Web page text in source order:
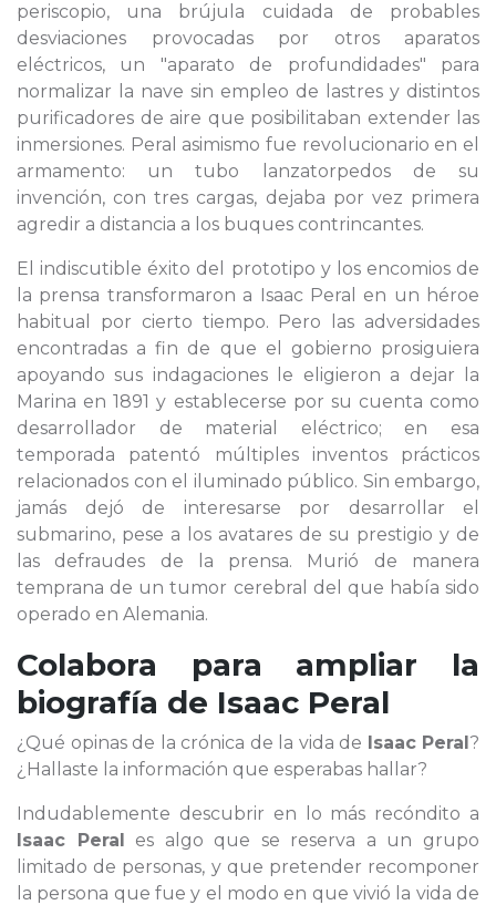
periscopio, una brújula cuidada de probables
desviaciones provocadas por otros aparatos
eléctricos, un "aparato de profundidades" para
normalizar la nave sin empleo de lastres y distintos
purificadores de aire que posibilitaban extender las
inmersiones. Peral asimismo fue revolucionario en el
armamento: un tubo lanzatorpedos de su
invención, con tres cargas, dejaba por vez primera
agredir a distancia a los buques contrincantes.
El indiscutible éxito del prototipo y los encomios de
la prensa transformaron a Isaac Peral en un héroe
habitual por cierto tiempo. Pero las adversidades
encontradas a fin de que el gobierno prosiguiera
apoyando sus indagaciones le eligieron a dejar la
Marina en 1891 y establecerse por su cuenta como
desarrollador de material eléctrico; en esa
temporada patentó múltiples inventos prácticos
relacionados con el iluminado público. Sin embargo,
jamás dejó de interesarse por desarrollar el
submarino, pese a los avatares de su prestigio y de
las defraudes de la prensa. Murió de manera
temprana de un tumor cerebral del que había sido
operado en Alemania.
Colabora para ampliar la
biografía de Isaac Peral
¿Qué opinas de la crónica de la vida de Isaac Peral?
¿Hallaste la información que esperabas hallar?
Indudablemente descubrir en lo más recóndito a
Isaac Peral es algo que se reserva a un grupo
limitado de personas, y que pretender recomponer
la persona que fue y el modo en que vivió la vida de